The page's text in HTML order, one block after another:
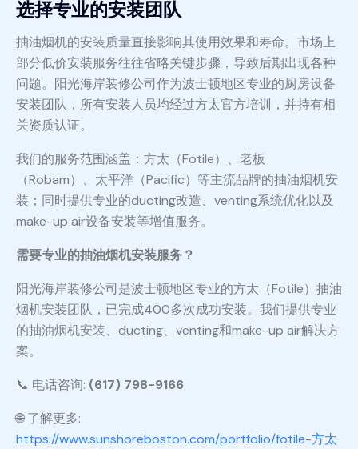
选择专业的安装团队
抽油烟机的安装质量直接影响其使用效果和寿命。市场上
部分低价安装服务往往省略关键步骤，导致后期出现各种
问题。阳光海岸装修公司作为波士顿地区专业的厨房设备
安装团队，所有安装人员均经过方太官方培训，并持有相
关资质认证。
我们的服务范围涵盖：方太（Fotile）、老板
（Robam）、太平洋（Pacific）等主流品牌的抽油烟机安
装；同时提供专业的ducting改造、venting系统优化以及
make-up air设备安装等增值服务。
需要专业的抽油烟机安装服务？
阳光海岸装修公司是波士顿地区专业的方太（Fotile）抽油
烟机安装团队，已完成400多次成功安装。我们提供专业
的抽油烟机安装、ducting、venting和make-up air解决方
案。
📞 电话咨询: (617) 798-9166
🌐 了解更多:
https://www.sunshoreboston.com/portfolio/fotile-方太